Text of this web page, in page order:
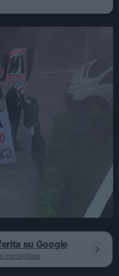
su Google
consigliate